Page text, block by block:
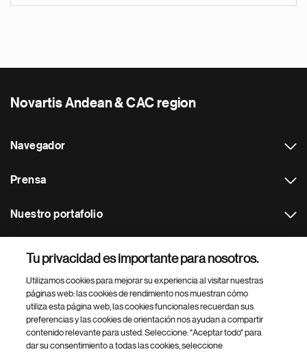
Novartis Andean & CAC region
Navegador
Prensa
Nuestro portafolio
Footer Site Search
Tu privacidad es importante para nosotros.
Utilizamos cookies para mejorar su experiencia al visitar nuestras
páginas web: las cookies de rendimiento nos muestran cómo
utiliza esta página web, las cookies funcionales recuerdan sus
preferencias y las cookies de orientación nos ayudan a compartir
contenido relevante para usted. Seleccione: "Aceptar todo" para
dar su consentimiento a todas las cookies, seleccione